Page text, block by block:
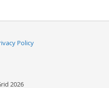
Policy
2026